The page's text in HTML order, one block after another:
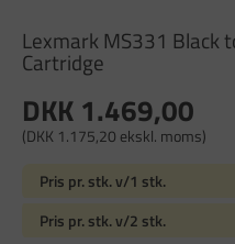
Lexmark MS331 Black
Cartridge
DKK 1.469,00
(DKK 1.175,20 ekskl. moms)
Pris pr. stk. v/1 stk.
Pris pr. stk. v/2 stk.